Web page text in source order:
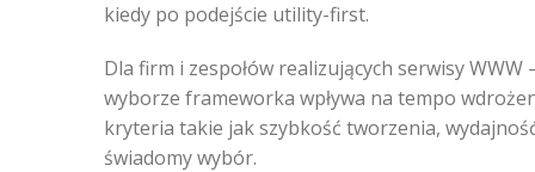
kiedy po podejście utility-first.
Dla firm i zespołów realizujących serwisy
wyborze frameworka wpływa na tempo
kryteria takie jak szybkość tworzenia,
świadomy wybór.